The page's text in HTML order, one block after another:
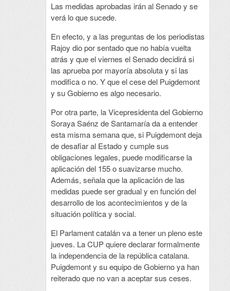
Las medidas aprobadas irán al Senado y se
verá lo que sucede.
En efecto, y a las preguntas de los periodistas
Rajoy dio por sentado que no había vuelta
atrás y que el viernes el Senado decidirá si
las aprueba por mayoría absoluta y si las
modifica o no. Y que el cese del Puigdemont
y su Gobierno es algo necesario.
Por otra parte, la Vicepresidenta del Gobierno
Soraya Saénz de Santamaría da a entender
esta misma semana que, si Puigdemont deja
de desafiar al Estado y cumple sus
obligaciones legales, puede modificarse la
aplicación del 155 o suavizarse mucho.
Además, señala que la aplicación de las
medidas puede ser gradual y en función del
desarrollo de los acontecimientos y de la
situación política y social.
El Parlament catalán va a tener un pleno este
jueves. La CUP quiere declarar formalmente
la independencia de la república catalana.
Puigdemont y su equipo de Gobierno ya han
reiterado que no van a aceptar sus ceses.